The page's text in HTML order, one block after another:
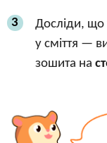
3
Досліди, що
у сміття —
зошита на